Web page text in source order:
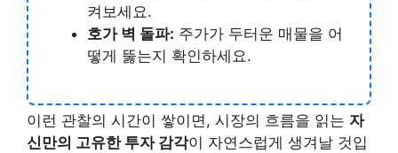
켜보세요.
호가 벽 돌파: 주가가 두터운 매물을 어
떻게 뚫는지 확인하세요.
이런 관찰의 시간이 쌓이면, 시장의 흐름을 읽는 자
신만의 고유한 투자 감각이 자연스럽게 생겨날 것입